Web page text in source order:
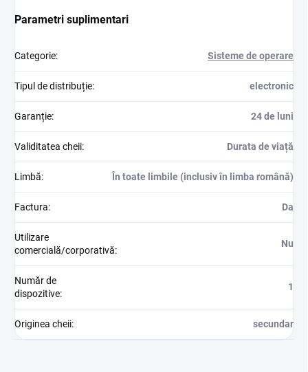
Parametri suplimentari
Categorie: Sisteme de operare
Tipul de distribuție: electronic
Garanție: 24 de luni
Validitatea cheii: Durata de viață
Limbă: În toate limbile (inclusiv în limba română)
Factura: Da
Utilizare
comercială/corporativă:
Nu
Număr de
dispozitive:
1
Originea cheii: secundar